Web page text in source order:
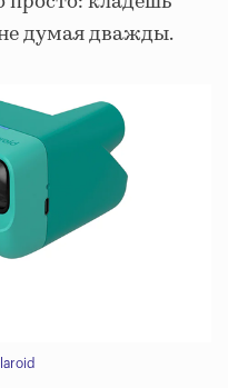
думая дважды.